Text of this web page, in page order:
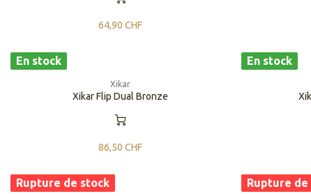
64,90 CHF
En stock
Xikar
Xikar Flip Dual Bronze
86,50 CHF
En stock
Rupture de stock Rupture de